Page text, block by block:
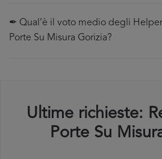
✒ Qual’è il voto medio degli
Porte Su Misura Gorizia?
Ultime richieste:
Porte Su